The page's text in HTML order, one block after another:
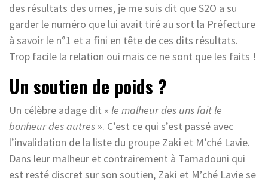
des résultats des urnes, je me suis dit que S2O a su
garder le numéro que lui avait tiré au sort la Préfecture
à savoir le n°1 et a fini en tête de ces dits résultats.
Trop facile la relation oui mais ce ne sont que les faits !
Un soutien de poids ?
Un célèbre adage dit « le malheur des uns fait le
bonheur des autres ». C’est ce qui s’est passé avec
l’invalidation de la liste du groupe Zaki et M’ché Lavie.
Dans leur malheur et contrairement à Tamadouni qui
est resté discret sur son soutien, Zaki et M’ché Lavie se